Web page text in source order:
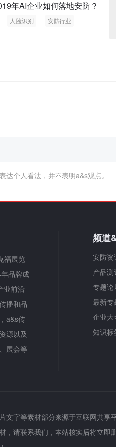
年AI企业如何落地安防？
人脸识别 安防行业
达个人看法，并不表明a&s观点。
福展览
品牌成
业前沿
播和品
a&s传
源以及
展会等
频道
安防资
产品测
专题论
最新专
企业大
知识标
文字等素材部分来源于互联网共
，请联系我们，本站核实后将立